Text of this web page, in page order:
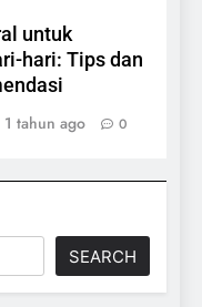
untuk
hari: Tips dan
1 tahun ago 0
SEARCH